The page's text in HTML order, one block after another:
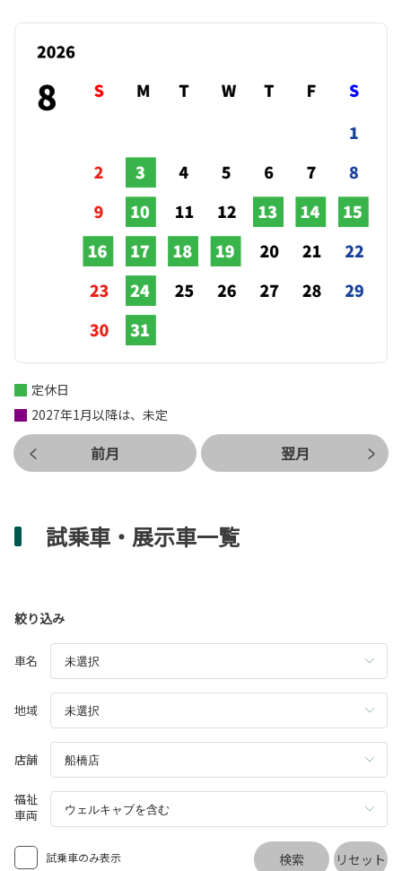
前月 翌月
定休日
2027年1月以降は、未定
試乗車・展示車一覧
絞り込み
車名
地域
店舗
福祉
車両
試乗車のみ表示 検索 リセット